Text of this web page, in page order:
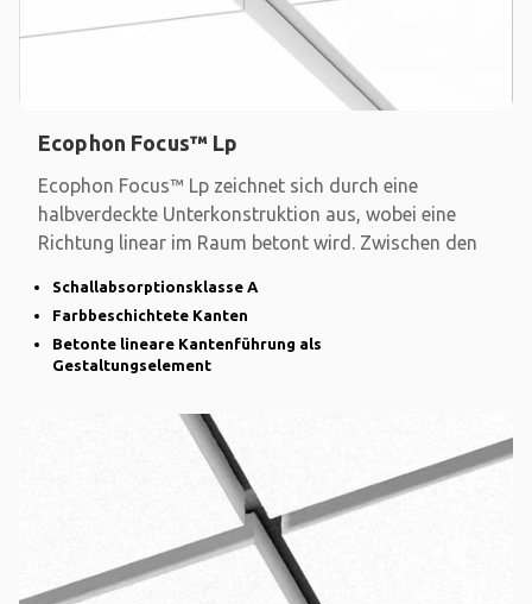
Ecophon Focus™ Lp
Ecophon Focus™ Lp zeichnet sich durch eine
halbverdeckte Unterkonstruktion aus, wobei eine
Richtung linear im Raum betont wird. Zwischen den
Schallabsorptionsklasse A
Farbbeschichtete Kanten
Betonte lineare Kantenführung als
Gestaltungselement